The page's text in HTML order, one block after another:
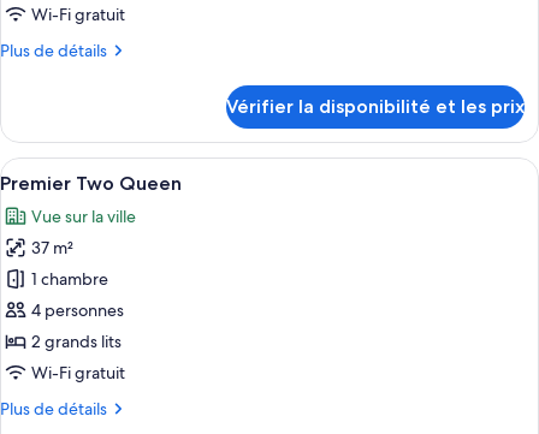
type
chambre :
Signature
Wi-Fi gratuit
Plus de détails
Plus
le
type
de
Suite
Studio
Signature
Vérifier la disponibilité et les prix
Afficher
toutes
les
photos
pour
ce
type
de
chambre :
Premier
Une chambre d’hôtel avec deux lits,
1
Premier Two Queen
Vue sur la ville
37 m²
1 chambre
4 personnes
2 grands lits
Wi-Fi gratuit
Plus de détails
Plus